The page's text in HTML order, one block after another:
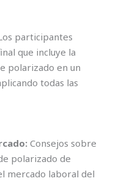
participantes
que incluye la
polarizado en un
todas las
Consejos sobre
polarizado de
mercado laboral del